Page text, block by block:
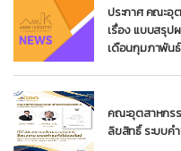
ประกาศ คณะอุ
เรื่อง แบบสรุป
เดือนกุมภาพัน
คณะอุตสาหกร
ลิขสิทธิ์ ระบบค